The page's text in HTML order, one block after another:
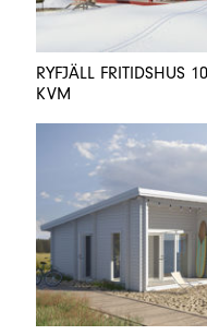
RYFJÄLL FRITIDSHUS
KVM